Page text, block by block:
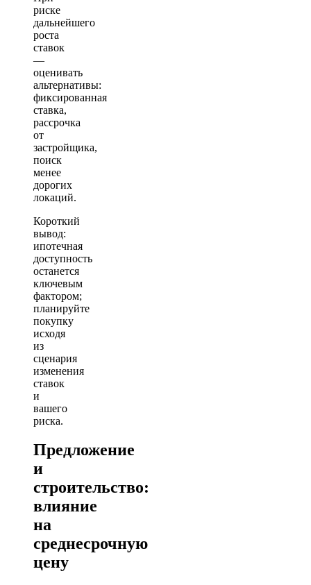
риске
дальнейшего
роста
ставок
—
оценивать
альтернативы:
фиксированная
ставка,
рассрочка
от
застройщика,
поиск
менее
дорогих
локаций.
Короткий
вывод:
ипотечная
доступность
останется
ключевым
фактором;
планируйте
покупку
исходя
из
сценария
изменения
ставок
и
вашего
риска.
Предложение
и
строительство:
влияние
на
среднесрочную
цену